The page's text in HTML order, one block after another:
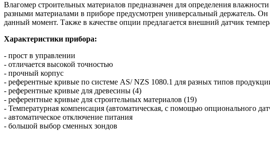
Влагомер строительных материалов предназначен для определения
разными материалами в приборе предусмотрен универсальный держатель.
данный момент. Также в качестве опции предлагается внешний датчик
Характеристики прибора:
- прост в управлении
- отличается высокой точностью
- прочный корпус
- референтные кривые по системе AS/ NZS 1080.1 для разных типов
- референтные кривые для древесины (4)
- референтные кривые для строительных материалов (19)
- Температурная компенсация (автоматическая, с помощью опционального
- автоматическое отключение питания
- большой выбор сменных зондов